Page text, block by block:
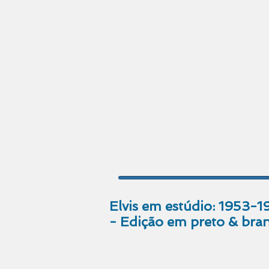
Elvis em estúdio: 1953-
- Edição em preto &